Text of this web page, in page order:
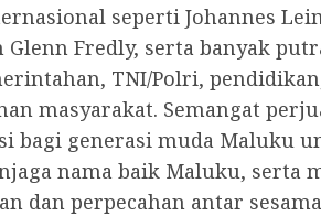
seperti Johannes
Glenn Fredly, serta banyak
TNI/Polri,
masyarakat. Semangat
bagi generasi muda Maluku
nama baik Maluku, serta
dan perpecahan antar